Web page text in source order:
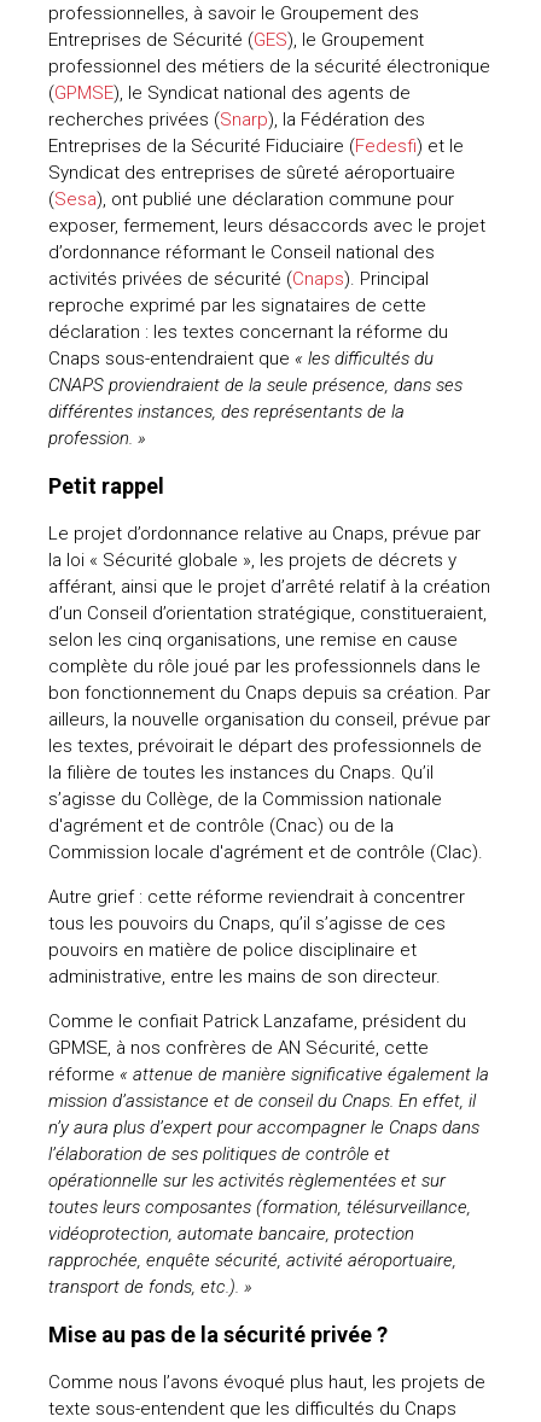
professionnelles, à savoir le Groupement des
Entreprises de Sécurité (GES), le Groupement
professionnel des métiers de la sécurité électronique
(GPMSE), le Syndicat national des agents de
recherches privées (Snarp), la Fédération des
Entreprises de la Sécurité Fiduciaire (Fedesfi) et le
Syndicat des entreprises de sûreté aéroportuaire
(Sesa), ont publié une déclaration commune pour
exposer, fermement, leurs désaccords avec le projet
d’ordonnance réformant le Conseil national des
activités privées de sécurité (Cnaps). Principal
reproche exprimé par les signataires de cette
déclaration : les textes concernant la réforme du
Cnaps sous-entendraient que « les difficultés du
CNAPS proviendraient de la seule présence, dans ses
différentes instances, des représentants de la
profession. »
Petit rappel
Le projet d’ordonnance relative au Cnaps, prévue par
la loi « Sécurité globale », les projets de décrets y
afférant, ainsi que le projet d’arrêté relatif à la création
d’un Conseil d’orientation stratégique, constitueraient,
selon les cinq organisations, une remise en cause
complète du rôle joué par les professionnels dans le
bon fonctionnement du Cnaps depuis sa création. Par
ailleurs, la nouvelle organisation du conseil, prévue par
les textes, prévoirait le départ des professionnels de
la filière de toutes les instances du Cnaps. Qu’il
s’agisse du Collège, de la Commission nationale
d'agrément et de contrôle (Cnac) ou de la
Commission locale d'agrément et de contrôle (Clac).
Autre grief : cette réforme reviendrait à concentrer
tous les pouvoirs du Cnaps, qu’il s’agisse de ces
pouvoirs en matière de police disciplinaire et
administrative, entre les mains de son directeur.
Comme le confiait Patrick Lanzafame, président du
GPMSE, à nos confrères de AN Sécurité, cette
réforme « attenue de manière significative également la
mission d’assistance et de conseil du Cnaps. En effet, il
n’y aura plus d’expert pour accompagner le Cnaps dans
l’élaboration de ses politiques de contrôle et
opérationnelle sur les activités règlementées et sur
toutes leurs composantes (formation, télésurveillance,
vidéoprotection, automate bancaire, protection
rapprochée, enquête sécurité, activité aéroportuaire,
transport de fonds, etc.). »
Mise au pas de la sécurité privée ?
Comme nous l’avons évoqué plus haut, les projets de
texte sous-entendent que les difficultés du Cnaps